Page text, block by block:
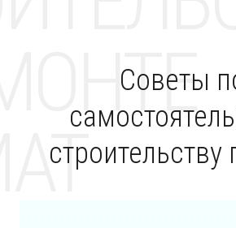
Советы
строительству